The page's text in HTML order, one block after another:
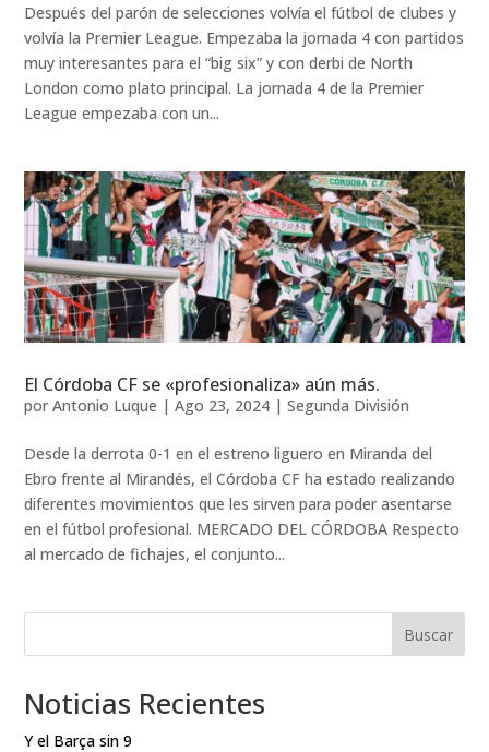
Después del parón de selecciones volvía el fútbol de clubes y
volvía la Premier League. Empezaba la jornada 4 con partidos
muy interesantes para el “big six” y con derbi de North
London como plato principal. La jornada 4 de la Premier
League empezaba con un...
El Córdoba CF se «profesionaliza» aún más.
porAntonio Luque |Ago 23, 2024 |Segunda División
Desde la derrota 0-1 en el estreno liguero en Miranda del
Ebro frente al Mirandés, el Córdoba CF ha estado realizando
diferentes movimientos que les sirven para poder asentarse
en el fútbol profesional. MERCADO DEL CÓRDOBA Respecto
al mercado de fichajes, el conjunto...
Buscar
Noticias Recientes
Y el Barça sin 9